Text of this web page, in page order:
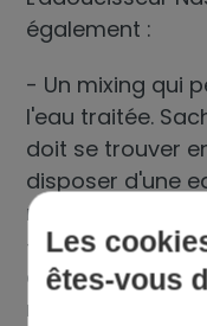
également :
- Un mixing qui
l'eau traitée.
doit se trouver
disposer d'une
riche en sel
- Un by-pass à
commande, qui
manuellement
Les
êtes-vous